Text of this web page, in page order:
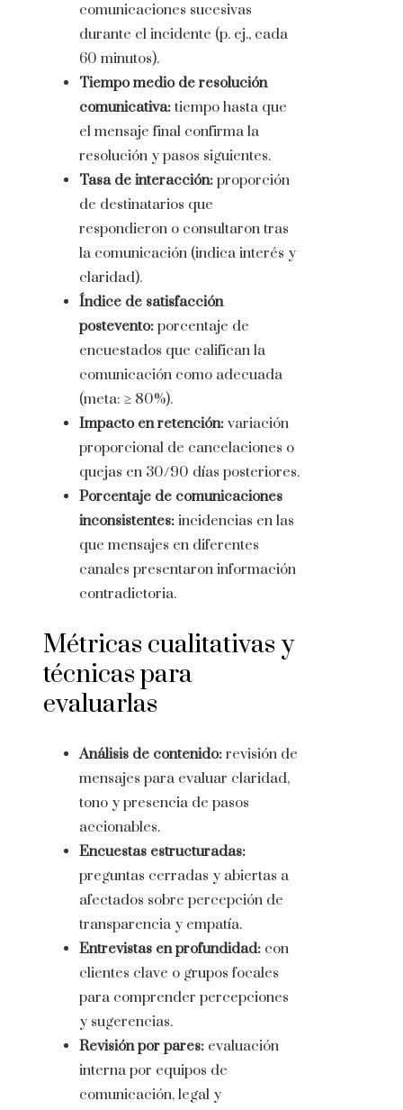
comunicaciones sucesivas
durante el incidente (p. ej., cada
60 minutos).
Tiempo medio de resolución
comunicativa: tiempo hasta que
el mensaje final confirma la
resolución y pasos siguientes.
Tasa de interacción: proporción
de destinatarios que
respondieron o consultaron tras
la comunicación (indica interés y
claridad).
Índice de satisfacción
postevento: porcentaje de
encuestados que califican la
comunicación como adecuada
(meta: ≥ 80%).
Impacto en retención: variación
proporcional de cancelaciones o
quejas en 30/90 días posteriores.
Porcentaje de comunicaciones
inconsistentes: incidencias en las
que mensajes en diferentes
canales presentaron información
contradictoria.
Métricas cualitativas y
técnicas para
evaluarlas
Análisis de contenido: revisión de
mensajes para evaluar claridad,
tono y presencia de pasos
accionables.
Encuestas estructuradas:
preguntas cerradas y abiertas a
afectados sobre percepción de
transparencia y empatía.
Entrevistas en profundidad: con
clientes clave o grupos focales
para comprender percepciones
y sugerencias.
Revisión por pares: evaluación
interna por equipos de
comunicación, legal y